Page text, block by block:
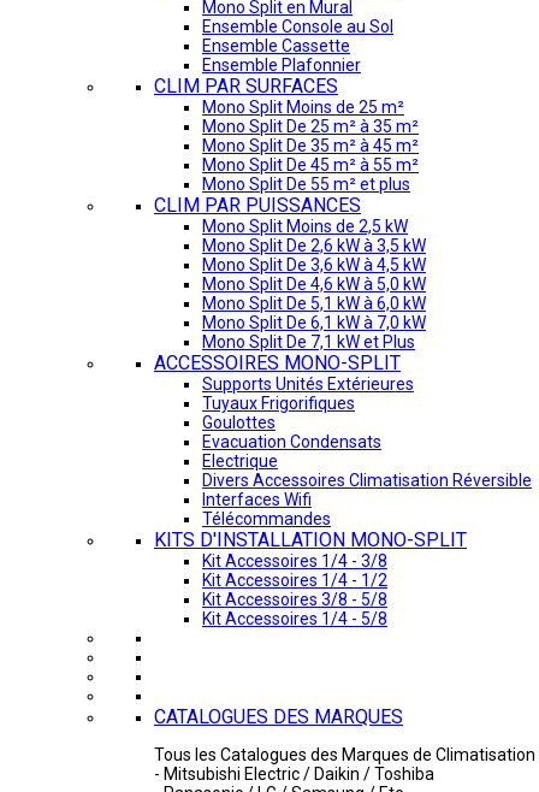
Mono Split en Mural
Ensemble Console au Sol
Ensemble Cassette
Ensemble Plafonnier
CLIM PAR SURFACES
Mono Split Moins de 25 m²
Mono Split De 25 m² à 35 m²
Mono Split De 35 m² à 45 m²
Mono Split De 45 m² à 55 m²
Mono Split De 55 m² et plus
CLIM PAR PUISSANCES
Mono Split Moins de 2,5 kW
Mono Split De 2,6 kW à 3,5 kW
Mono Split De 3,6 kW à 4,5 kW
Mono Split De 4,6 kW à 5,0 kW
Mono Split De 5,1 kW à 6,0 kW
Mono Split De 6,1 kW à 7,0 kW
Mono Split De 7,1 kW et Plus
ACCESSOIRES MONO-SPLIT
Supports Unités Extérieures
Tuyaux Frigorifiques
Goulottes
Evacuation Condensats
Electrique
Divers Accessoires Climatisation Réversible
Interfaces Wifi
Télécommandes
KITS D'INSTALLATION MONO-SPLIT
Kit Accessoires 1/4 - 3/8
Kit Accessoires 1/4 - 1/2
Kit Accessoires 3/8 - 5/8
Kit Accessoires 1/4 - 5/8
CATALOGUES DES MARQUES
Tous les Catalogues des Marques de Climatisation
- Mitsubishi Electric / Daikin / Toshiba